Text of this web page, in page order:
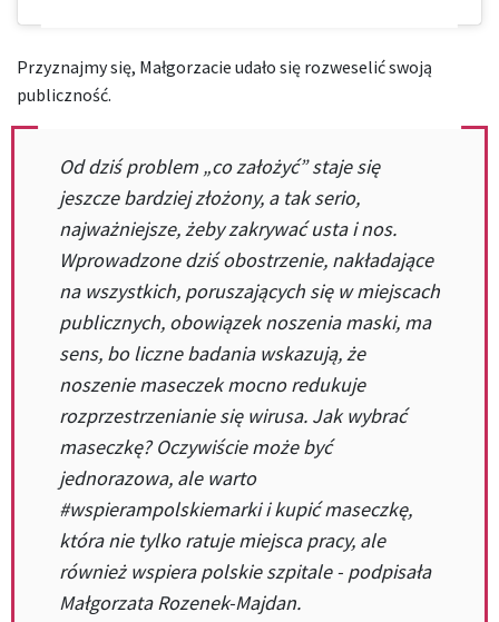
Przyznajmy się, Małgorzacie udało się rozweselić swoją
publiczność.
Od dziś problem „co założyć” staje się
jeszcze bardziej złożony, a tak serio,
najważniejsze, żeby zakrywać usta i nos.
Wprowadzone dziś obostrzenie, nakładające
na wszystkich, poruszających się w miejscach
publicznych, obowiązek noszenia maski, ma
sens, bo liczne badania wskazują, że
noszenie maseczek mocno redukuje
rozprzestrzenianie się wirusa. Jak wybrać
maseczkę? Oczywiście może być
jednorazowa, ale warto
#wspierampolskiemarki i kupić maseczkę,
która nie tylko ratuje miejsca pracy, ale
również wspiera polskie szpitale - podpisała
Małgorzata Rozenek-Majdan.